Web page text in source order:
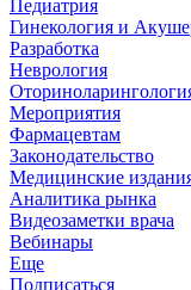
Педиатрия
Гинекология и
Разработка
Неврология
Мероприятия
Фармацевтам
Законодательство
Медицинские
Аналитика рынка
Видеозаметки врача
Вебинары
Еще
Подписаться